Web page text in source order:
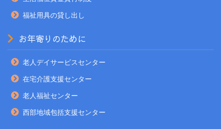
福祉用具の貸し出し
お年寄りのために
老人デイサービスセンター
在宅介護支援センター
老人福祉センター
西部地域包括支援センター